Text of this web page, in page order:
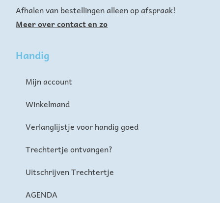
Afhalen van bestellingen alleen op afspraak!
Meer over contact en zo
Handig
Mijn account
Winkelmand
Verlanglijstje voor handig goed
Trechtertje ontvangen?
Uitschrijven Trechtertje
AGENDA